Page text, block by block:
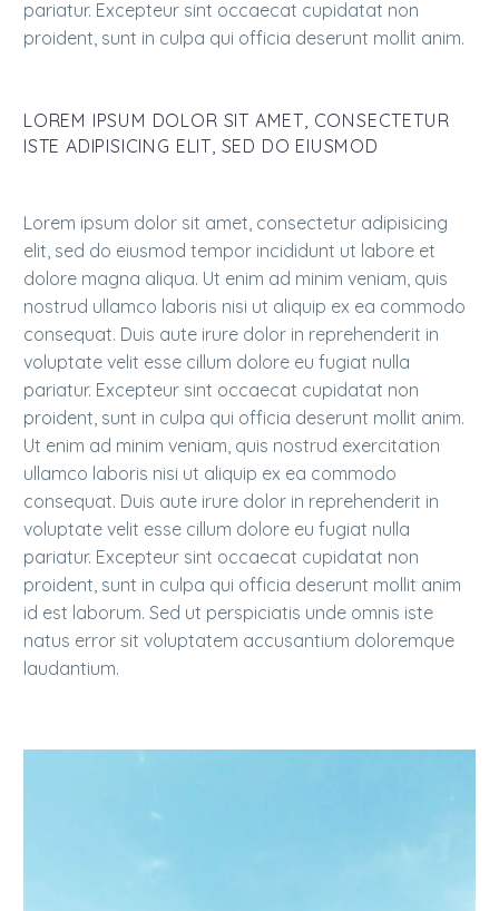
pariatur. Excepteur sint occaecat cupidatat non
proident, sunt in culpa qui officia deserunt mollit anim.
LOREM IPSUM DOLOR SIT AMET, CONSECTETUR
ISTE ADIPISICING ELIT, SED DO EIUSMOD
Lorem ipsum dolor sit amet, consectetur adipisicing
elit, sed do eiusmod tempor incididunt ut labore et
dolore magna aliqua. Ut enim ad minim veniam, quis
nostrud ullamco laboris nisi ut aliquip ex ea commodo
consequat. Duis aute irure dolor in reprehenderit in
voluptate velit esse cillum dolore eu fugiat nulla
pariatur. Excepteur sint occaecat cupidatat non
proident, sunt in culpa qui officia deserunt mollit anim.
Ut enim ad minim veniam, quis nostrud exercitation
ullamco laboris nisi ut aliquip ex ea commodo
consequat. Duis aute irure dolor in reprehenderit in
voluptate velit esse cillum dolore eu fugiat nulla
pariatur. Excepteur sint occaecat cupidatat non
proident, sunt in culpa qui officia deserunt mollit anim
id est laborum. Sed ut perspiciatis unde omnis iste
natus error sit voluptatem accusantium doloremque
laudantium.